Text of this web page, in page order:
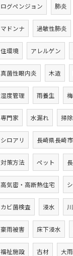
ログペンジョン 肺炎
マドンナ 過敏性肺炎
住環境 アレルゲン
真菌性眼内炎 木造
湿度管理 雨養生
専門家 水漏れ 掃除
シロアリ 長崎県長崎市
対策方法 ペット
高気密・高断熱住宅
カビ菌検査 浸水
豪雨被害 床下浸水
福祉施設 古材 大雨